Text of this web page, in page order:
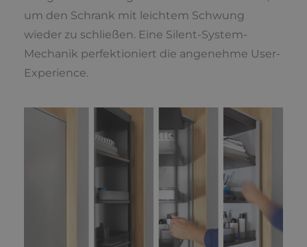
um den Schrank mit leichtem Schwung
wieder zu schließen. Eine Silent-System-
Mechanik perfektioniert die angenehme User-
Experience.